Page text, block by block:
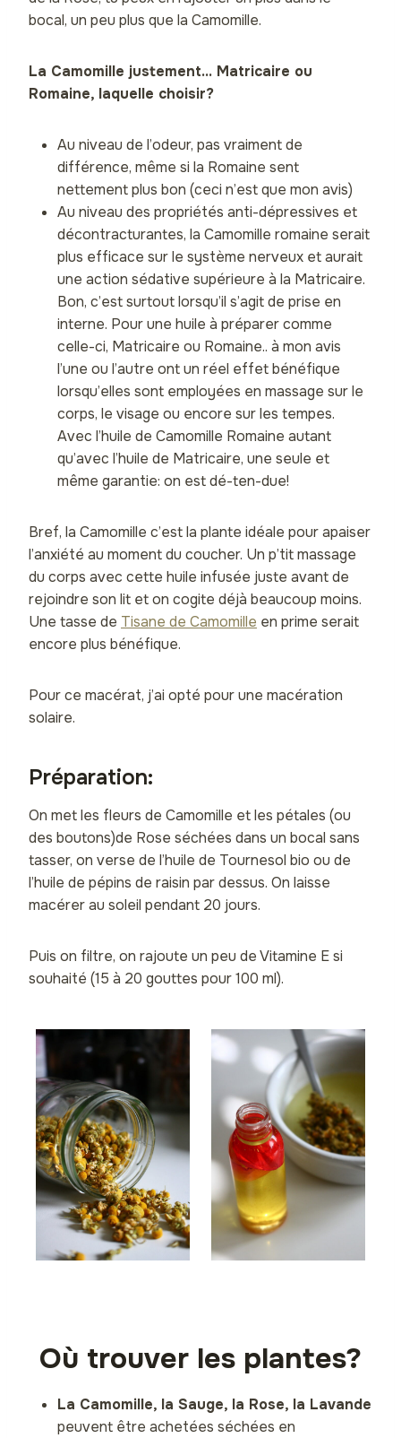
bocal, un peu plus que la Camomille.
La Camomille justement… Matricaire ou
Romaine, laquelle choisir?
Au niveau de l’odeur, pas vraiment de
différence, même si la Romaine sent
nettement plus bon (ceci n’est que mon avis)
Au niveau des propriétés anti-dépressives et
décontracturantes, la Camomille romaine serait
plus efficace sur le système nerveux et aurait
une action sédative supérieure à la Matricaire.
Bon, c’est surtout lorsqu’il s’agit de prise en
interne. Pour une huile à préparer comme
celle-ci, Matricaire ou Romaine.. à mon avis
l’une ou l’autre ont un réel effet bénéfique
lorsqu’elles sont employées en massage sur le
corps, le visage ou encore sur les tempes.
Avec l’huile de Camomille Romaine autant
qu’avec l’huile de Matricaire, une seule et
même garantie: on est dé-ten-due!
Bref, la Camomille c’est la plante idéale pour apaiser
l’anxiété au moment du coucher. Un p’tit massage
du corps avec cette huile infusée juste avant de
rejoindre son lit et on cogite déjà beaucoup moins.
Une tasse de Tisane de Camomille en prime serait
encore plus bénéfique.
Pour ce macérat, j’ai opté pour une macération
solaire.
Préparation:
On met les fleurs de Camomille et les pétales (ou
des boutons)de Rose séchées dans un bocal sans
tasser, on verse de l’huile de Tournesol bio ou de
l’huile de pépins de raisin par dessus. On laisse
macérer au soleil pendant 20 jours.
Puis on filtre, on rajoute un peu de Vitamine E si
souhaité (15 à 20 gouttes pour 100 ml).
Où trouver les plantes?
La Camomille, la Sauge, la Rose, la Lavande
peuvent être achetées séchées en